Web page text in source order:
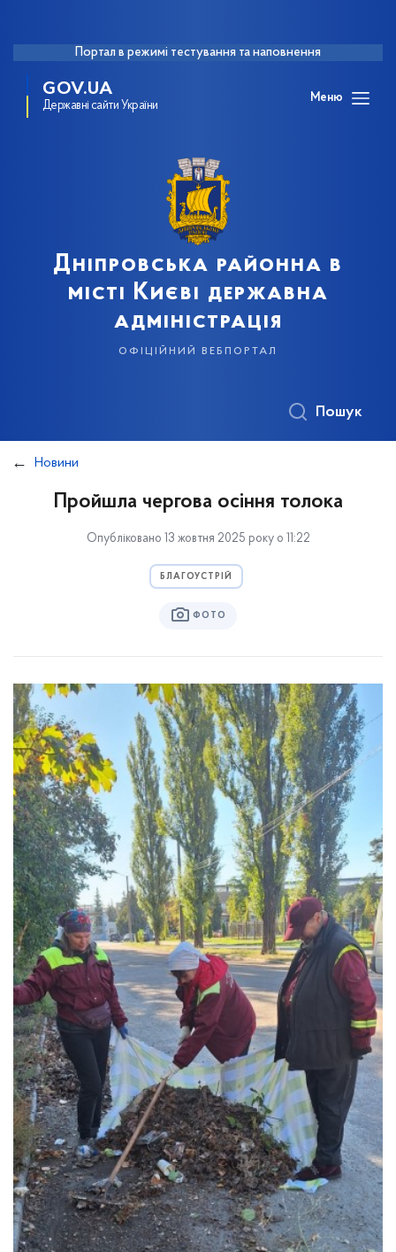
Портал в режимі тестування та наповнення
GOV.UA
Державні сайти України
Меню
Дніпровська районна в
місті Києві державна
адміністрація
офіційний вебпортал
Пошук
Новини
Пройшла чергова осіння толока
Опубліковано 13 жовтня 2025 року о 11:22
БЛАГОУСТРІЙ
ФОТО